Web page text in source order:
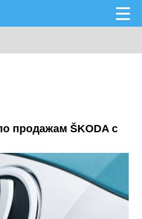
продажам ŠKODA с